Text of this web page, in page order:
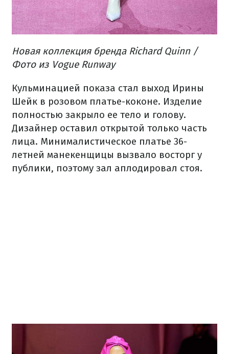
Новая коллекция бренда Richard Quinn /
Фото из Vogue Runway
Кульминацией показа стал выход Ирины
Шейк в розовом платье-коконе. Изделие
полностью закрыло ее тело и голову.
Дизайнер оставил открытой только часть
лица. Минималистическое платье 36-
летней манекенщицы вызвало восторг у
публики, поэтому зал аплодировал стоя.